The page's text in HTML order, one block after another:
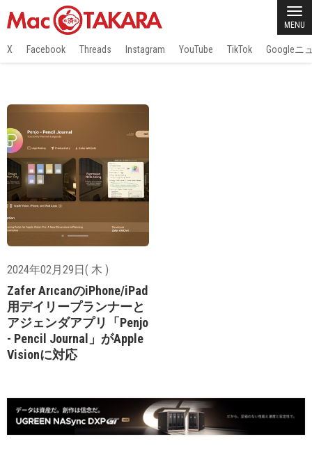
MENU
X Facebook Threads Instagram YouTube TikTok Googleニ
2024年02月29日( 木 )
Zafer ArıcanのiPhone/iPad
用デイリープランナーと
アジェンダアプリ「Penjo
- Pencil Journal」がApple
Visionに対応